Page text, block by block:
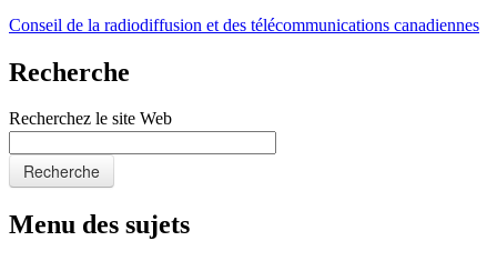
Conseil de la radiodiffusion et des télécommunications canadiennes
Recherche
Recherchez le site Web
Recherche
Menu des sujets